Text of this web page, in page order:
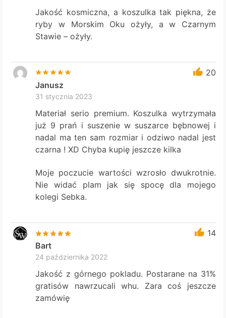
Jakość kosmiczna, a koszulka tak piękna, że
ryby w Morskim Oku ożyły, a w Czarnym
Stawie – ożyły.
20
Janusz
31 stycznia 2023
Materiał serio premium. Koszulka wytrzymała
już 9 prań i suszenie w suszarce bębnowej i
nadal ma ten sam rozmiar i odziwo nadal jest
czarna ! XD Chyba kupię jeszcze kilka
Moje poczucie wartości wzrosło dwukrotnie.
Nie widać plam jak się spocę dla mojego
kolegi Sebka.
14
Bart
24 października 2022
Jakość z górnego pokladu. Postarane na 31%
gratisów nawrzucali whu. Zara coś jeszcze
zamówię